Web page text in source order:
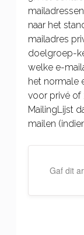
naar het
mailadres
doelgroep-
welke e-
het normale
voor privé of
MailingLijst
mailen
Gaf dit